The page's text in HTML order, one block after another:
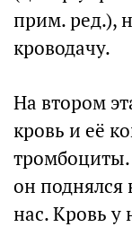
прим. ред.),
кроводачу.
На втором
кровь и её
тромбоциты.
он поднялся
нас. Кровь у